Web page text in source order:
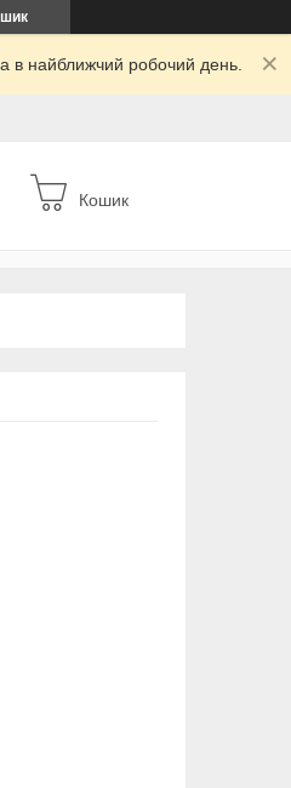
в найближчий робочий день.
Кошик